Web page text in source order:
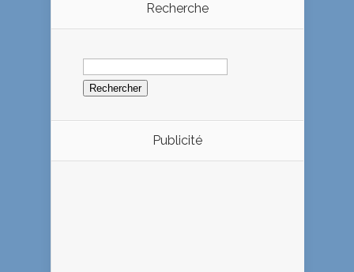
Recherche
Rechercher :
Publicité